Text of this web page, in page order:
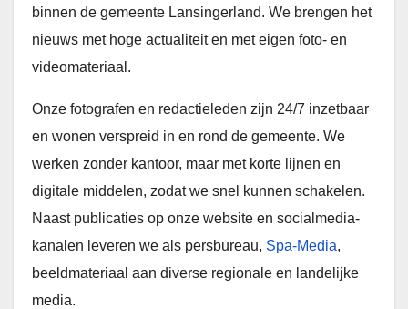
binnen de gemeente Lansingerland. We brengen het
nieuws met hoge actualiteit en met eigen foto- en
videomateriaal.
Onze fotografen en redactieleden zijn 24/7 inzetbaar
en wonen verspreid in en rond de gemeente. We
werken zonder kantoor, maar met korte lijnen en
digitale middelen, zodat we snel kunnen schakelen.
Naast publicaties op onze website en socialmedia-
kanalen leveren we als persbureau, Spa-Media,
beeldmateriaal aan diverse regionale en landelijke
media.